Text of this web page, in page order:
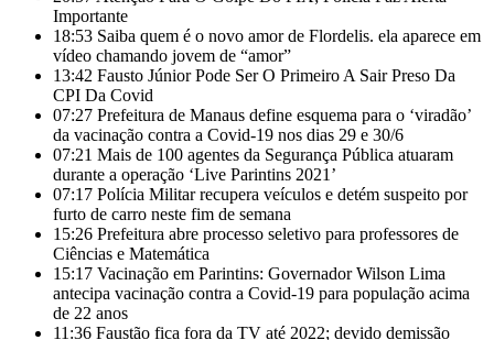
Importante
18:53 Saiba quem é o novo amor de Flordelis. ela aparece em
vídeo chamando jovem de “amor”
13:42 Fausto Júnior Pode Ser O Primeiro A Sair Preso Da
CPI Da Covid
07:27 Prefeitura de Manaus define esquema para o ‘viradão’
da vacinação contra a Covid-19 nos dias 29 e 30/6
07:21 Mais de 100 agentes da Segurança Pública atuaram
durante a operação ‘Live Parintins 2021’
07:17 Polícia Militar recupera veículos e detém suspeito por
furto de carro neste fim de semana
15:26 Prefeitura abre processo seletivo para professores de
Ciências e Matemática
15:17 Vacinação em Parintins: Governador Wilson Lima
antecipa vacinação contra a Covid-19 para população acima
de 22 anos
11:36 Faustão fica fora da TV até 2022; devido demissão